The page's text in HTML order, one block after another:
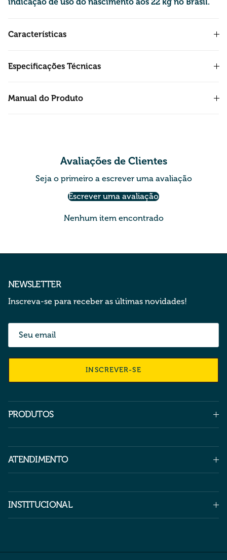
Características
Especificações Técnicas
Manual do Produto
Avaliações de Clientes
Seja o primeiro a escrever uma avaliação
Escrever uma avaliação
Nenhum item encontrado
NEWSLETTER
Inscreva-se para receber as últimas novidades!
INSCREVER-SE
PRODUTOS
ATENDIMENTO
INSTITUCIONAL